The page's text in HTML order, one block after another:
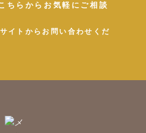
ちらからお気軽にご相談
イトからお問い合わせくだ